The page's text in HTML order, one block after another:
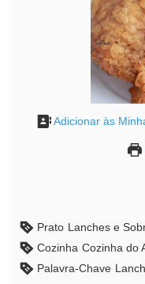
Adicionar às
Prato Lanches e
Cozinha Cozinha do
Palavra-Chave